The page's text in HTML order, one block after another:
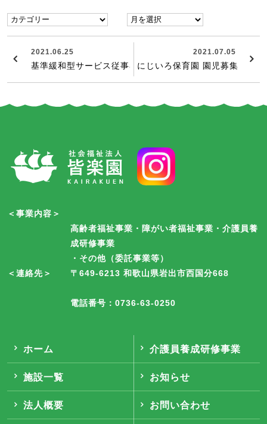
2021.06.25
基準緩和型サービス従事者研修を開講しました
2021.07.05
にじいろ保育園 園児募集
＜事業内容＞
高齢者福祉事業・障がい者福祉事業・介護員養
成研修事業
・その他（委託事業等）
＜連絡先＞
〒649-6213 和歌山県岩出市西国分668
電話番号：0736-63-0250
ホーム
施設一覧
法人概要
介護員養成研修事業
お知らせ
お問い合わせ